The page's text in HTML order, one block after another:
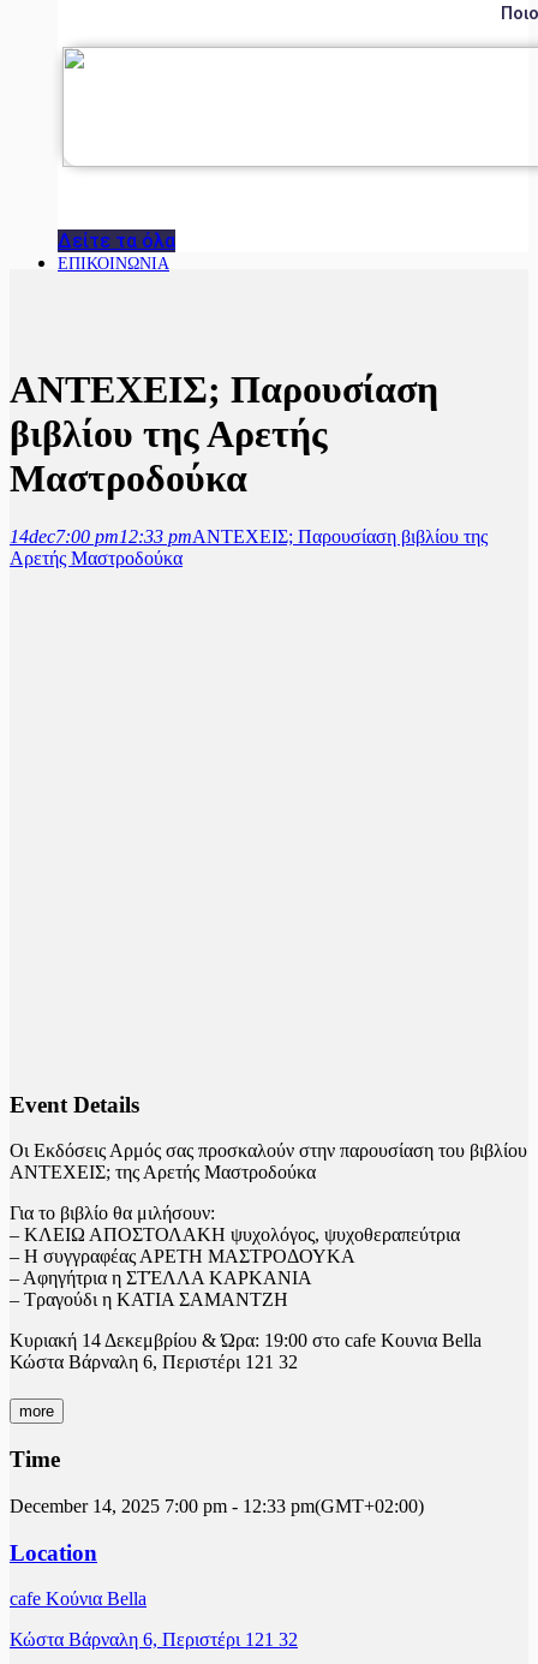
Δείτε τα όλα
ΕΠΙΚΟΙΝΩΝΙΑ
ΑΝΤΕΧΕΙΣ; Παρουσίαση
βιβλίου της Αρετής
Μαστροδούκα
14dec7:00 pm12:33 pmΑΝΤΕΧΕΙΣ; Παρουσίαση βιβλίου της
Αρετής Μαστροδούκα
Event Details
Οι Εκδόσεις Αρμός σας προσκαλούν στην παρουσίαση του βιβλίου
ΑΝΤΕΧΕΙΣ; της Αρετής Μαστροδούκα
Για το βιβλίο θα μιλήσουν:
– ΚΛΕΙΩ ΑΠΟΣΤΟΛΑΚΗ ψυχολόγος, ψυχοθεραπεύτρια
– Η συγγραφέας ΑΡΕΤΗ ΜΑΣΤΡΟΔΟΥΚΑ
– Αφηγήτρια η ΣΤΈΛΛΑ ΚΑΡΚΑΝΙΑ
– Τραγούδι η ΚΑΤΙΑ ΣΑΜΑΝΤΖΗ
Κυριακή 14 Δεκεμβρίου & Ώρα: 19:00 στο cafe Κουνια Bella
Κώστα Βάρναλη 6, Περιστέρι 121 32
more
Time
December 14, 2025 7:00 pm - 12:33 pm(GMT+02:00)
Location
cafe Κούνια Bella
Κώστα Βάρναλη 6, Περιστέρι 121 32